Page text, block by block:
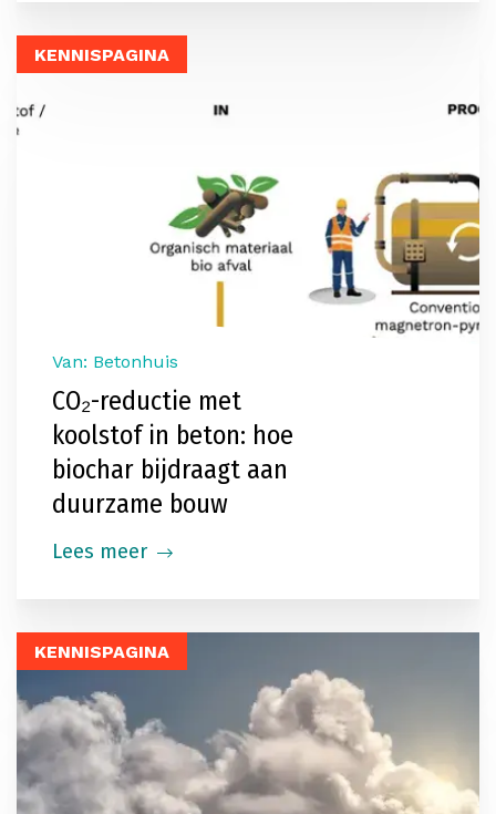
KENNISPAGINA
Van: Betonhuis
CO₂-reductie met
koolstof in beton: hoe
biochar bijdraagt aan
duurzame bouw
Lees meer
KENNISPAGINA